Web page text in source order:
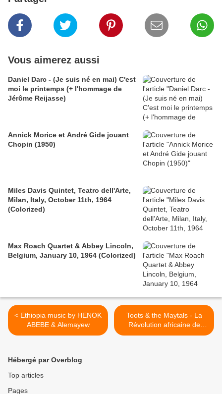
Vous aimerez aussi
Daniel Darc - (Je suis né en mai) C'est
moi le printemps (+ l'hommage de
Jérôme Reijasse)
Annick Morice et André Gide jouant
Chopin (1950)
Miles Davis Quintet, Teatro dell'Arte,
Milan, Italy, October 11th, 1964
(Colorized)
Max Roach Quartet & Abbey Lincoln,
Belgium, January 10, 1964 (Colorized)
< Ethiopia music by HENOK
ABEBE & Alemayew
Toots & the Maytals - La
Révolution africaine de
Fanon à l'usage des
Hébergé par Overblog
Top articles
Pages